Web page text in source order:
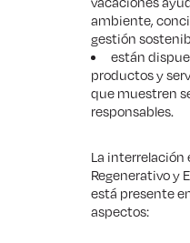
ambiente,
gestión
están
productos y
que muestren
responsables.
La
Regenerativo y
está presente
aspectos: